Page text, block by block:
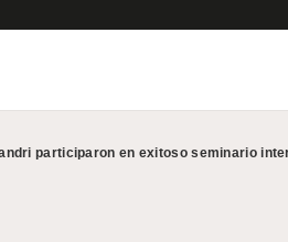
participaron en exitoso seminario